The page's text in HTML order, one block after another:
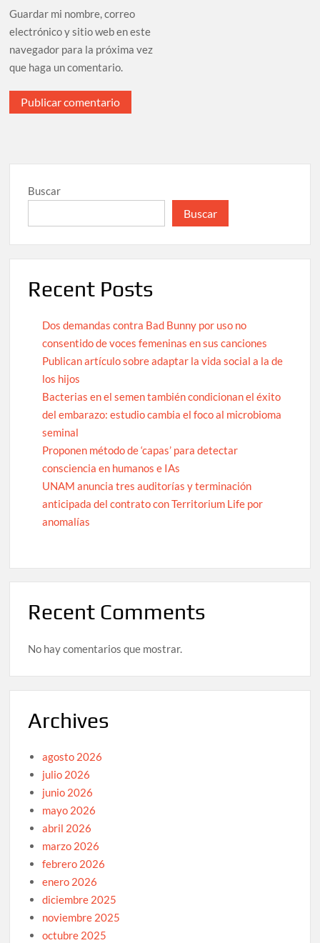
Guardar mi nombre, correo
electrónico y sitio web en este
navegador para la próxima vez
que haga un comentario.
Buscar
Buscar
Recent Posts
Dos demandas contra Bad Bunny por uso no
consentido de voces femeninas en sus canciones
Publican artículo sobre adaptar la vida social a la de
los hijos
Bacterias en el semen también condicionan el éxito
del embarazo: estudio cambia el foco al microbioma
seminal
Proponen método de ‘capas’ para detectar
consciencia en humanos e IAs
UNAM anuncia tres auditorías y terminación
anticipada del contrato con Territorium Life por
anomalías
Recent Comments
No hay comentarios que mostrar.
Archives
agosto 2026
julio 2026
junio 2026
mayo 2026
abril 2026
marzo 2026
febrero 2026
enero 2026
diciembre 2025
noviembre 2025
octubre 2025